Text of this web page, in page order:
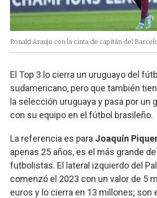
Ronald Araujo con la cinta de capitán del
El Top 3 lo cierra un uruguayo del
sudamericano, pero que también
la selección uruguaya y pasa por un
con su equipo en el fútbol brasileño.
La referencia es para Joaquín
apenas 25 años, es el más grande
futbolistas. El lateral izquierdo del
comenzó el 2023 con un valor de 5
euros y lo cierra en 13 millones; son